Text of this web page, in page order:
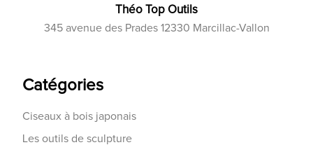
Théo Top Outils
345 avenue des Prades 12330 Marcillac-Vallon
Catégories
Ciseaux à bois japonais
Les outils de sculpture